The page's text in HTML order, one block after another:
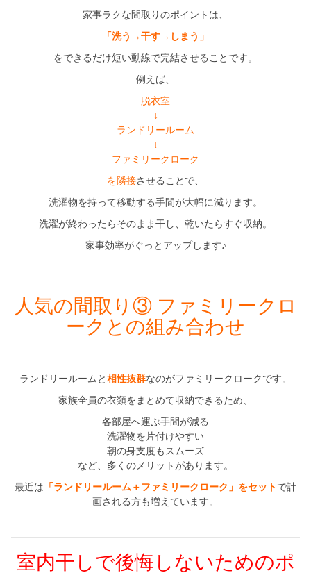
家事ラクな間取りのポイントは、
「洗う→干す→しまう」
をできるだけ短い動線で完結させることです。
例えば、
脱衣室
↓
ランドリールーム
↓
ファミリークローク
を隣接させることで、
洗濯物を持って移動する手間が大幅に減ります。
洗濯が終わったらそのまま干し、乾いたらすぐ収納。
家事効率がぐっとアップします♪
人気の間取り③ ファミリークロ
ークとの組み合わせ
ランドリールームと相性抜群なのがファミリークロークです。
家族全員の衣類をまとめて収納できるため、
各部屋へ運ぶ手間が減る
洗濯物を片付けやすい
朝の身支度もスムーズ
など、多くのメリットがあります。
最近は 「ランドリールーム＋ファミリークローク」をセットで計
画される方も増えています。
室内干しで後悔しないためのポ